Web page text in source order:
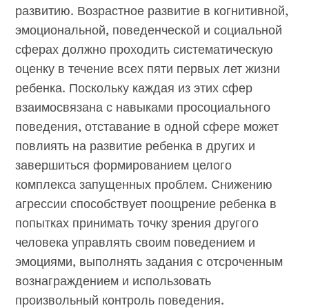
развитию. Возрастное развитие в когнитивной,
эмоциональной, поведенческой и социальной
сферах должно проходить систематическую
оценку в течение всех пяти первых лет жизни
ребенка. Поскольку каждая из этих сфер
взаимосвязана с навыками просоциального
поведения, отставание в одной сфере может
повлиять на развитие ребенка в других и
завершиться формированием целого
комплекса запущенных проблем. Снижению
агрессии способствует поощрение ребенка в
попытках принимать точку зрения другого
человека управлять своим поведением и
эмоциями, выполнять задания с отсроченным
вознаграждением и использовать
произвольный контроль поведения.